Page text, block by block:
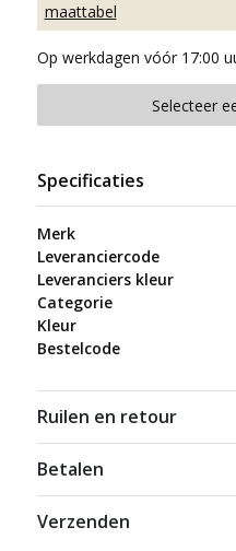
maattabel
Op werkdagen vóór 17:00
Plaats in
Selecteer
Specificaties
Merk
Leveranciercode
Leveranciers kleur
Categorie
Kleur
Bestelcode
Ruilen en retour
Betalen
Verzenden